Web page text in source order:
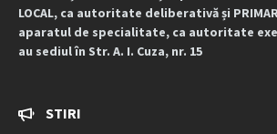
LOCAL, ca autoritate deliberativă și
aparatul de specialitate, ca autoritate
au sediul în Str. A. I. Cuza, nr. 15
STIRI